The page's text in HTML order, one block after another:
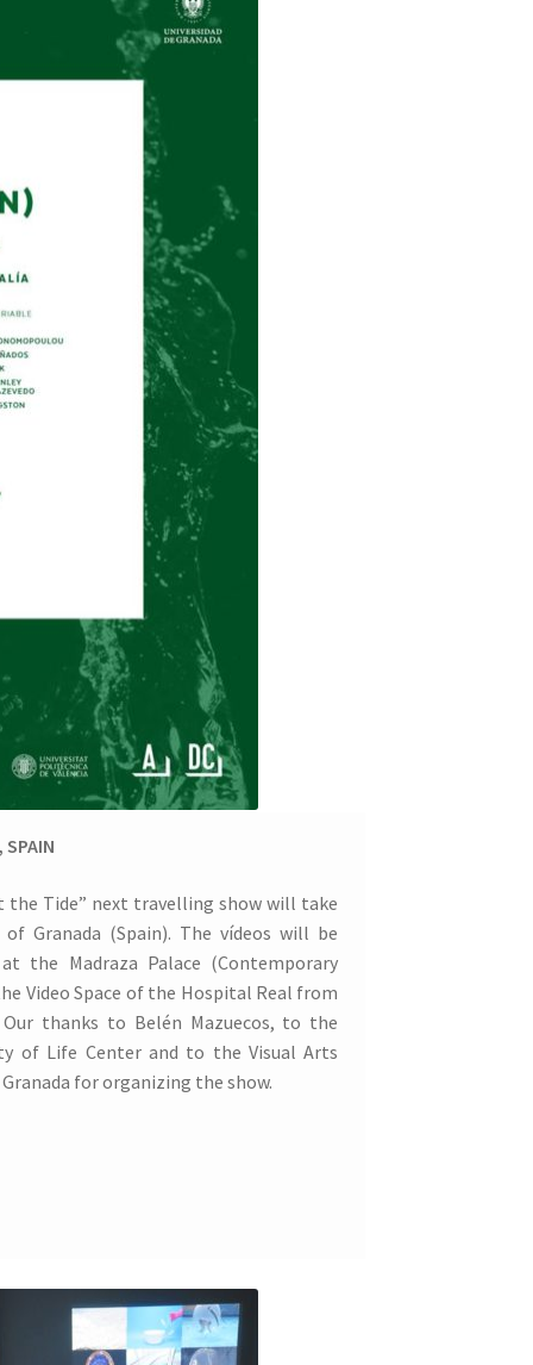
SPAIN
the Tide” next travelling show will take
Granada (Spain). The vídeos will be
the Madraza Palace (Contemporary
Video Space of the Hospital Real from
thanks to Belén Mazuecos, to the
of Life Center and to the Visual Arts
for organizing the show.